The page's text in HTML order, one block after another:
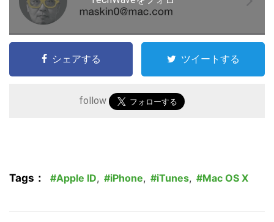
シェアする ツイートする
follow
Tags： Apple ID, iPhone, iTunes, Mac OS X
の